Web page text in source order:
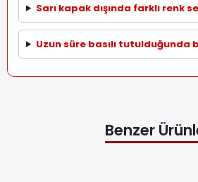
Sarı kapak dışında farklı renk
Uzun süre basılı tutulduğunda
Benzer